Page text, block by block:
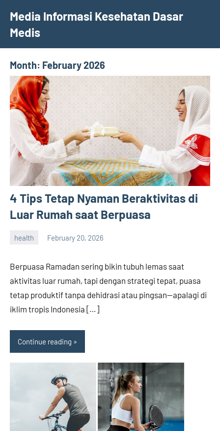
content
Media Informasi Kesehatan Dasar
Medis
Month: February 2026
4 Tips Tetap Nyaman Beraktivitas di
Luar Rumah saat Berpuasa
health February 20, 2026
Berpuasa Ramadan sering bikin tubuh lemas saat
aktivitas luar rumah, tapi dengan strategi tepat, puasa
tetap produktif tanpa dehidrasi atau pingsan—apalagi di
iklim tropis Indonesia […]
Continue reading